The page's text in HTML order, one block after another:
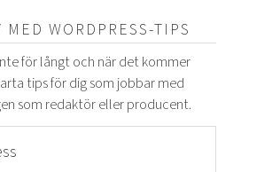
MED WORDPRESS-TIPS
för långt och när det kommer
tips för dig som jobbar med
som redaktör eller producent.